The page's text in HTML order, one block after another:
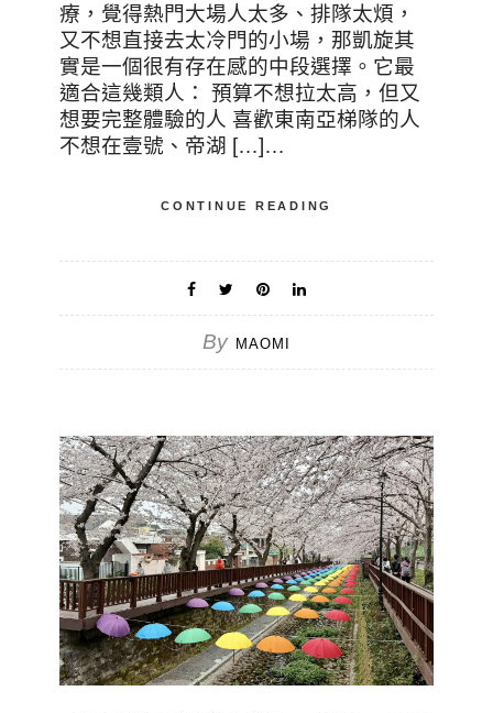
療，覺得熱門大場人太多、排隊太煩，
又不想直接去太冷門的小場，那凱旋其
實是一個很有存在感的中段選擇。它最
適合這幾類人： 預算不想拉太高，但又
想要完整體驗的人 喜歡東南亞梯隊的人
不想在壹號、帝湖 […]…
CONTINUE READING
By MAOMI